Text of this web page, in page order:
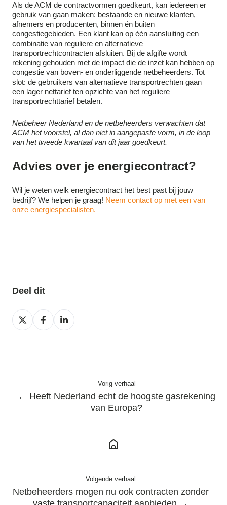
Als de ACM de contractvormen goedkeurt, kan iedereen er
gebruik van gaan maken: bestaande en nieuwe klanten,
afnemers en producenten, binnen én buiten
congestiegebieden. Een klant kan op één aansluiting een
combinatie van reguliere en alternatieve
transportrechtcontracten afsluiten. Bij de afgifte wordt
rekening gehouden met de impact die de inzet kan hebben op
congestie van boven- en onderliggende netbeheerders. Tot
slot: de gebruikers van alternatieve transportrechten gaan
een lager nettarief ten opzichte van het reguliere
transportrechttarief betalen.
Netbeheer Nederland en de netbeheerders verwachten dat
ACM het voorstel, al dan niet in aangepaste vorm, in de loop
van het tweede kwartaal van dit jaar goedkeurt.
Advies over je energiecontract?
Wil je weten welk energiecontract het best past bij jouw
bedrijf? We helpen je graag! Neem contact op met een van
onze energiespecialisten.
Deel dit
Deel
op
Deel
op
Deel
op
Vorig verhaal
← Heeft Nederland echt de hoogste gasrekening
van Europa?
Volgende verhaal
Netbeheerders mogen nu ook contracten zonder